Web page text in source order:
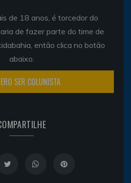
de 18 anos, é torcedor do
de fazer parte do time de
então clica no botão
abaixo.
SER COLUNISTA